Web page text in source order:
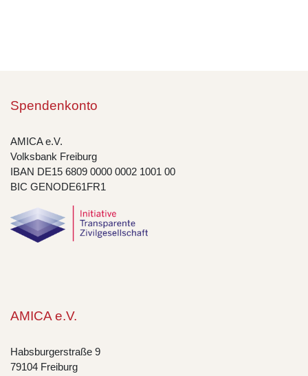
Spendenkonto
AMICA e.V.
Volksbank Freiburg
IBAN DE15 6809 0000 0002 1001 00
BIC GENODE61FR1
AMICA e.V.
Habsburgerstraße 9
79104 Freiburg